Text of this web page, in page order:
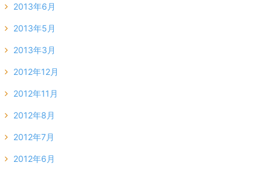
2013年6月
2013年5月
2013年3月
2012年12月
2012年11月
2012年8月
2012年7月
2012年6月